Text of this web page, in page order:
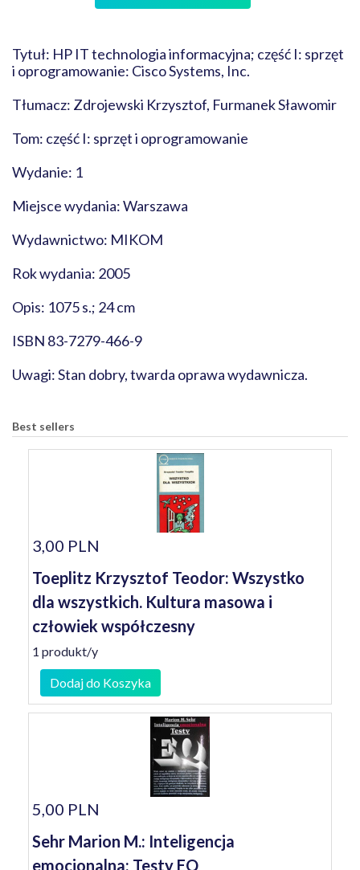
Tytuł: HP IT technologia informacyjna; część I: sprzęt
i oprogramowanie: Cisco Systems, Inc.
Tłumacz: Zdrojewski Krzysztof, Furmanek Sławomir
Tom: część I: sprzęt i oprogramowanie
Wydanie: 1
Miejsce wydania: Warszawa
Wydawnictwo: MIKOM
Rok wydania: 2005
Opis: 1075 s.; 24 cm
ISBN 83-7279-466-9
Uwagi: Stan dobry, twarda oprawa wydawnicza.
Best sellers
3,00 PLN
Toeplitz Krzysztof Teodor: Wszystko
dla wszystkich. Kultura masowa i
człowiek współczesny
1 produkt/y
Dodaj do Koszyka
5,00 PLN
Sehr Marion M.: Inteligencja
emocjonalna; Testy EQ